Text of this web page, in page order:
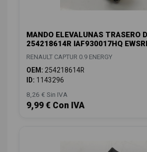
MANDO ELEVALUNAS TRASERO
254218614R IAF930017HQ
RENAULT CAPTUR 0.9 ENERGY
OEM: 254218614R
ID: 1143296
8,26 € Sin IVA
9,99 € Con IVA